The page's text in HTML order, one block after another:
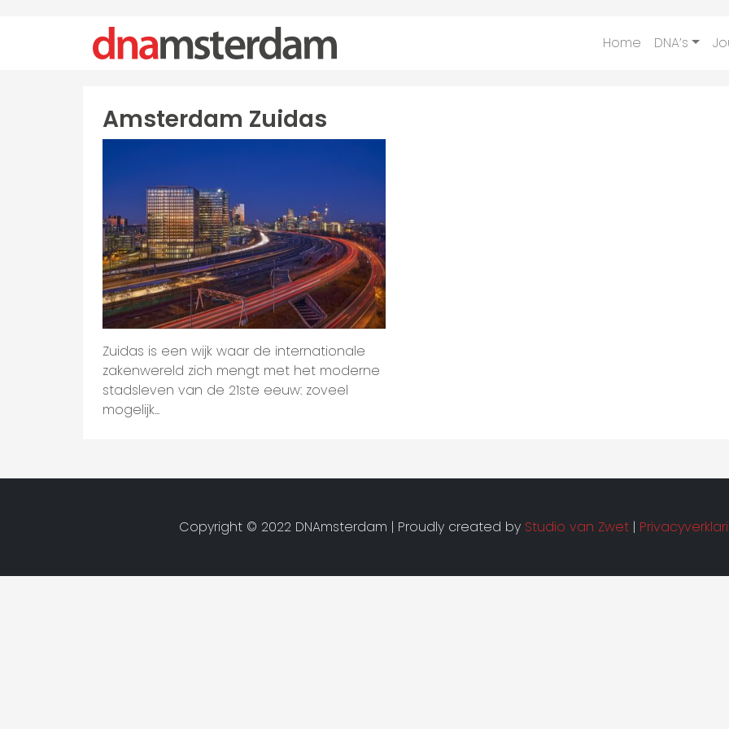
Home DNA’s
Amsterdam Zuidas
Zuidas is een wijk waar de internationale
zakenwereld zich mengt met het moderne
stadsleven van de 21ste eeuw: zoveel
mogelijk...
Copyright © 2022 DNAmsterdam | Proudly created by Studio van Zwet |